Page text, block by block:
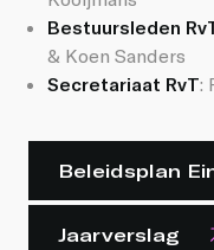
Bestuursleden
& Koen Sanders
Secretariaat RvT:
Beleidsplan
Jaarverslag